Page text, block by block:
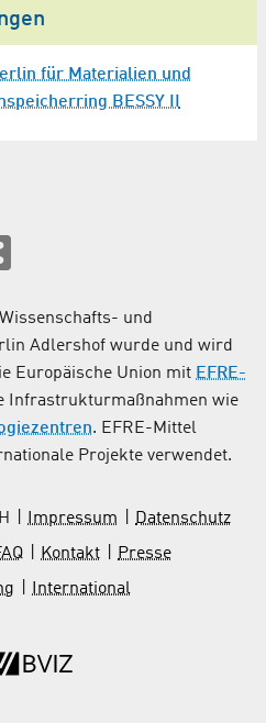
für Materialien und
BESSY II
und
Adlershof wurde und wird
Europäische Union mit EFRE-
Infrastrukturmaßnahmen wie
. EFRE-Mittel
Projekte verwendet.
Impressum
Datenschutz
Kontakt
Presse
International